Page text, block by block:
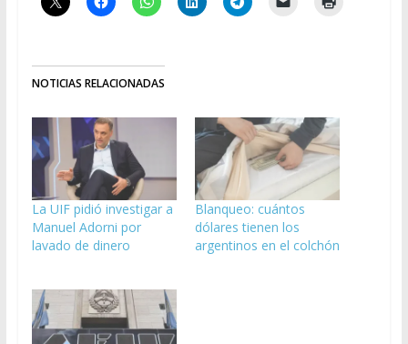
NOTICIAS RELACIONADAS
La UIF pidió investigar a
Manuel Adorni por
lavado de dinero
Blanqueo: cuántos
dólares tienen los
argentinos en el colchón